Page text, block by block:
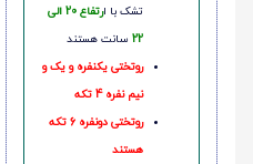
تشک با ا
رتفاع 20 الی
22 سانت هستند
روتختی یکنفره و یک و
نیم نفره 4 تکه
روتختی دونفره 6 تکه
هستند